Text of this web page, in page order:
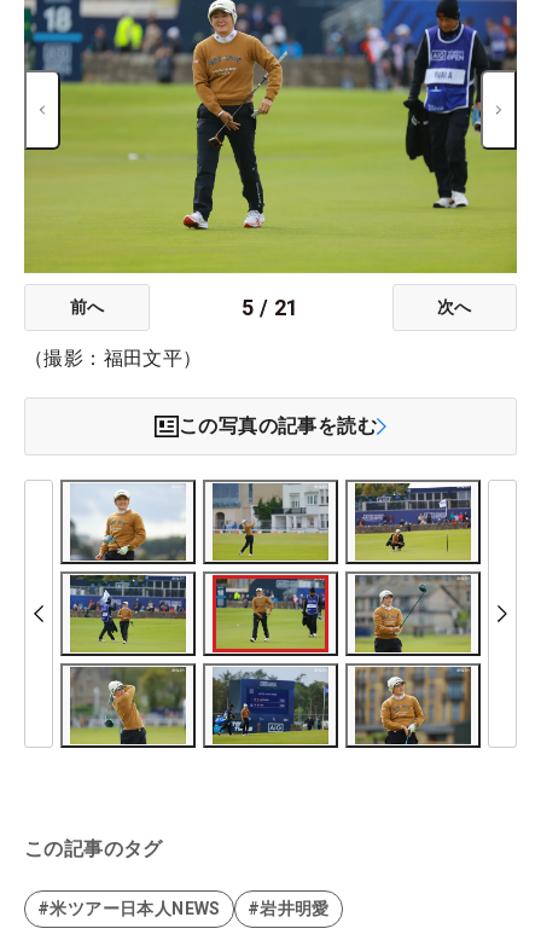
前へ 5 / 21 次へ
（撮影：福田文平）
この写真の記事を読む
この記事のタグ
#米ツアー日本人NEWS #岩井明愛